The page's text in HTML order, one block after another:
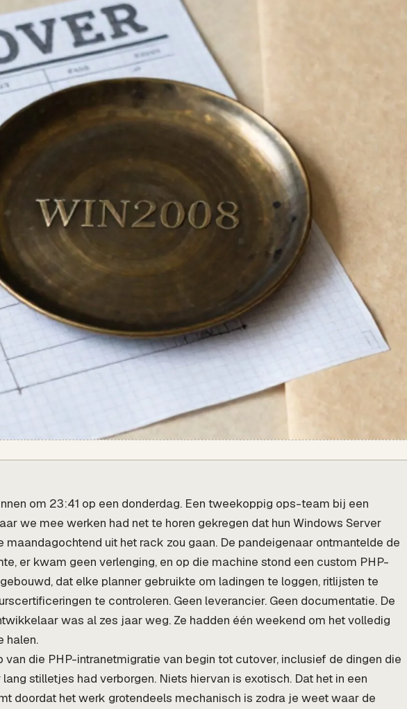
om 23:41 op een donderdag. Een tweekoppig ops-team bij een
we mee werken had net te horen gekregen dat hun Windows Server
uit het rack zou gaan. De pandeigenaar ontmantelde de
er kwam geen verlenging, en op die machine stond een custom PHP-
gebouwd, dat elke planner gebruikte om ladingen te loggen, ritlijsten te
te controleren. Geen leverancier. Geen documentatie. De
was al zes jaar weg. Ze hadden één weekend om het volledig
halen.
van die PHP-intranetmigratie van begin tot cutover, inclusief de dingen die
stilletjes had verborgen. Niets hiervan is exotisch. Dat het in een
doordat het werk grotendeels mechanisch is zodra je weet waar de